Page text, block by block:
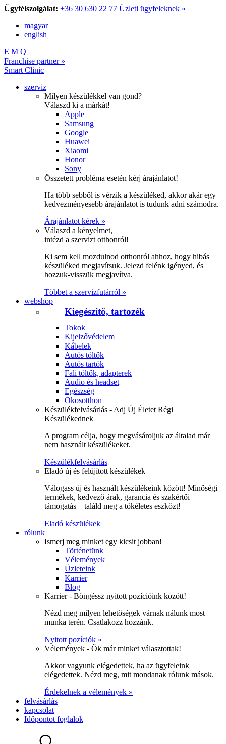
Ügyfélszolgálat: +36 30 630 22 77 Üzleti ügyfeleknek »
magyar
english
E M Q
Franchise partner »
Smart Clinic
szerviz
Milyen készülékkel van gond?
Válaszd ki a márkát!
Apple
Samsung
Google
Huawei
Xiaomi
Honor
Sony
Összetett probléma esetén kérj árajánlatot!
Ha több sebből is vérzik a készüléked, akkor akár egy
kedvezményesebb árajánlatot is tudunk adni számodra.
Árajánlatot kérek »
Válaszd a kényelmet,
intézd a szervizt otthonról!
Ki sem kell mozdulnod otthonról ahhoz, hogy hibás
készüléked megjavítsuk. Jelezd felénk igényed, és
hozzuk-visszük megjavítva.
Többet a szervizfutárról »
webshop
Kiegészítő, tartozék
Tokok
Kijelzővédelem
Kábelek
Autós töltők
Autós tartók
Fali töltők, adapterek
Audio és headset
Egészség
Okosotthon
Készülékfelvásárlás - Adj Új Életet Régi
Készülékednek
A program célja, hogy megvásároljuk az általad már
nem használt készülékeket.
Készülékfelvásárlás
Eladó új és felújított készülékek
Válogass új és használt készülékeink között! Minőségi
termékek, kedvező árak, garancia és szakértői
támogatás – találd meg a tökéletes eszközt!
Eladó készülékek
rólunk
Ismerj meg minket egy kicsit jobban!
Történetünk
Vélemények
Üzleteink
Karrier
Blog
Karrier - Böngéssz nyitott pozícióink között!
Nézd meg milyen lehetőségek várnak nálunk most
munka terén. Csatlakozz hozzánk.
Nyitott pozíciók »
Vélemények - Ők már minket választottak!
Akkor vagyunk elégedettek, ha az ügyfeleink
elégedettek. Nézd meg, mit mondanak rólunk mások.
Érdekelnek a vélemények »
felvásárlás
kapcsolat
Időpontot foglalok